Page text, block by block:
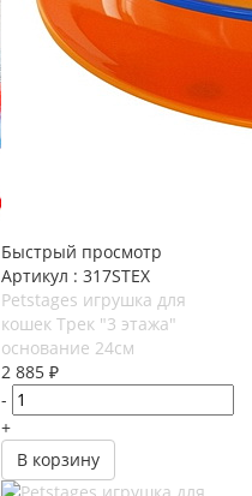
Быстрый просмотр
Артикул : 317STEX
Petstages игрушка для
кошек Трек "3 этажа"
основание 24см
2 885 ₽
-
+
В корзину